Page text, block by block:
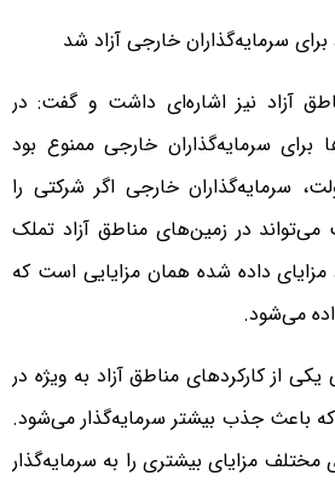
سرمایه‌گذاران خارجی آزاد شد
آزاد نیز اشاره‌ای داشت و گفت: در
برای سرمایه‌گذاران خارجی ممنوع بود
سرمایه‌گذاران خارجی اگر شرکتی را
در زمین‌های مناطق آزاد تملک
مزایای داده شده همان مزایایی است که
می‌شود.
از کارکردهای مناطق آزاد به ویژه در
باعث جذب بیشتر سرمایه‌گذار می‌شود.
مزایای بیشتری را به سرمایه‌گذار